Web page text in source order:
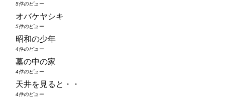
5件のビュー
オバケヤシキ
5件のビュー
昭和の少年
4件のビュー
墓の中の家
4件のビュー
天井を見ると・・
4件のビュー